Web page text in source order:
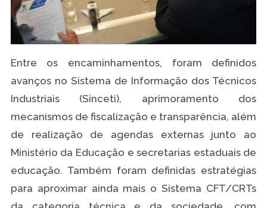
Entre os encaminhamentos, foram definidos
avanços no Sistema de Informação dos Técnicos
Industriais (Sinceti), aprimoramento dos
mecanismos de fiscalização e transparência, além
de realização de agendas externas junto ao
Ministério da Educação e secretarias estaduais de
educação. Também foram definidas estratégias
para aproximar ainda mais o Sistema CFT/CRTs